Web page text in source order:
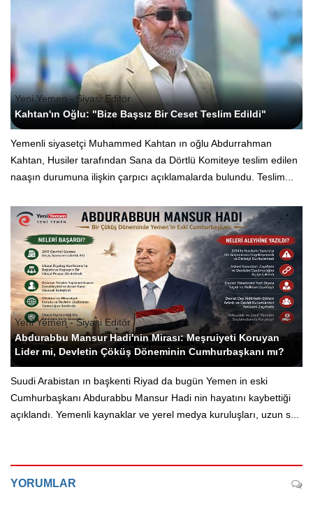
Yeni Yemen - Siyasi Editör
Kahtan'ın Oğlu: "Bize Başsız Bir Ceset Teslim Edildi"
Yemenli siyasetçi Muhammed Kahtan ın oğlu Abdurrahman
Kahtan, Husiler tarafından Sana da Dörtlü Komiteye teslim edilen
naaşın durumuna ilişkin çarpıcı açıklamalarda bulundu. Teslim...
Yeni Yemen - Siyasi Editör
Abdurabbu Mansur Hadi'nin Mirası: Meşruiyeti Koruyan
Lider mi, Devletin Çöküş Döneminin Cumhurbaşkanı mı?
Suudi Arabistan ın başkenti Riyad da bugün Yemen in eski
Cumhurbaşkanı Abdurabbu Mansur Hadi nin hayatını kaybettiği
açıklandı. Yemenli kaynaklar ve yerel medya kuruluşları, uzun s...
YORUMLAR